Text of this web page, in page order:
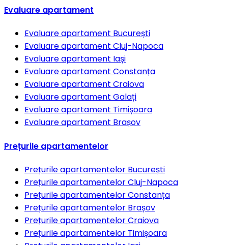
Evaluare apartament
Evaluare apartament București
Evaluare apartament Cluj-Napoca
Evaluare apartament Iași
Evaluare apartament Constanța
Evaluare apartament Craiova
Evaluare apartament Galați
Evaluare apartament Timișoara
Evaluare apartament Brașov
Prețurile apartamentelor
Prețurile apartamentelor București
Prețurile apartamentelorCluj-Napoca
Prețurile apartamentelorConstanța
Prețurile apartamentelor Brașov
Prețurile apartamentelorCraiova
Prețurile apartamentelor Timișoara